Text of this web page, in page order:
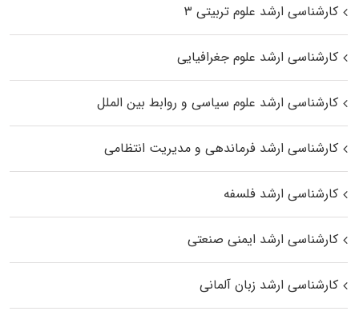
کارشناسی ارشد علوم تربیتی ۳
کارشناسی ارشد علوم جغرافیایی
کارشناسی ارشد علوم سیاسی و روابط بین الملل
کارشناسی ارشد فرماندهی و مدیریت انتظامی
کارشناسی ارشد فلسفه
کارشناسی ارشد ایمنی صنعتی
کارشناسی ارشد زبان آلمانی